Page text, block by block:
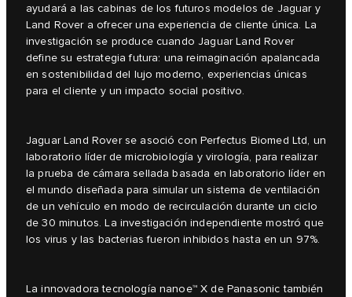
ayudará a las cabinas de los futuros modelos de Jaguar y
Land Rover a ofrecer una experiencia de cliente única. La
investigación se produce cuando Jaguar Land Rover
define su estrategia futura: una reimaginación apalancada
en sostenibilidad del lujo moderno, experiencias únicas
para el cliente y un impacto social positivo.
Jaguar Land Rover se asoció con Perfectus Biomed Ltd, un
laboratorio líder de microbiología y virología, para realizar
la prueba de cámara sellada basada en laboratorio líder en
el mundo diseñada para simular un sistema de ventilación
de un vehículo en modo de recirculación durante un ciclo
de 30 minutos. La investigación independiente mostró que
los virus y las bacterias fueron inhibidos hasta en un 97%.
La innovadora tecnología nanoe™ X de Panasonic también